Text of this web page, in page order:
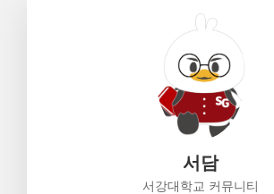
서담
서강대학교 커뮤니티